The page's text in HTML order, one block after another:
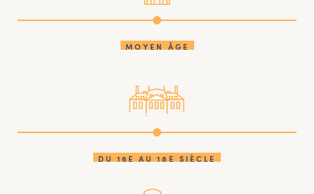
MOYEN ÂGE
DU 16E AU 18E SIÈCLE